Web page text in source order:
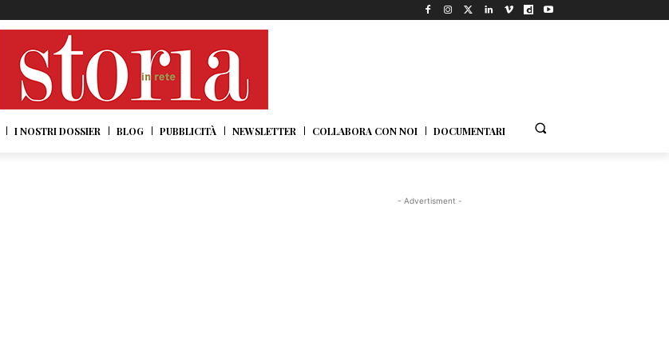
I NOSTRI DOSSIER BLOG PUBBLICITÀ NEWSLETTER COLLABORA CON NOI DOCUMENTARI
- Advertisment -